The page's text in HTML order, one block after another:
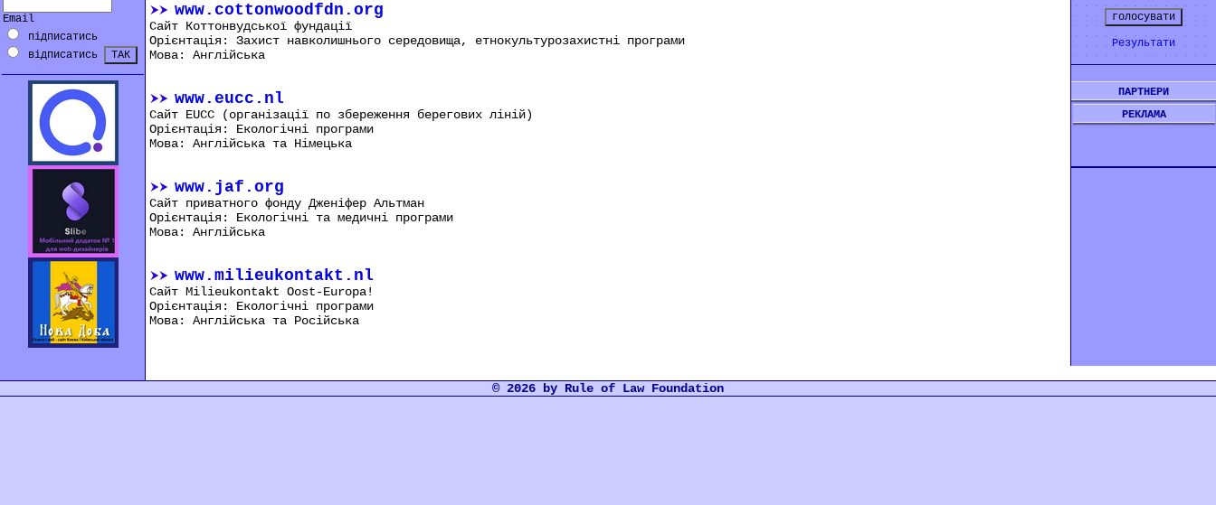
Email
підписатись
відписатись
www.cottonwoodfdn.org
Сайт Коттонвудської фундації
Орієнтація: Захист навколишнього середовища, етнокультурозахистні програми
Мова: Англійська
www.eucc.nl
Сайт EUCC (організації по збереження берегових ліній)
Орієнтація: Екологічні програми
Мова: Англійська та Німецька
www.jaf.org
Сайт приватного фонду Дженіфер Альтман
Орієнтація: Екологічні та медичні програми
Мова: Англійська
www.milieukontakt.nl
Сайт Milieukontakt Oost-Europa!
Орієнтація: Екологічні програми
Мова: Англійська та Російська
Результати
ПАРТНЕРИ
РЕКЛАМА
© 2026 by Rule of Law Foundation